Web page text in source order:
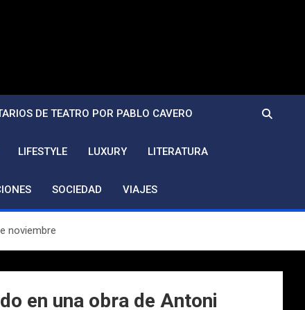
DE TEATRO POR PABLO CAVERO
LIFESTYLE LUXURY LITERATURA
SOCIEDAD VIAJES
noviembre
en una obra de Antoni